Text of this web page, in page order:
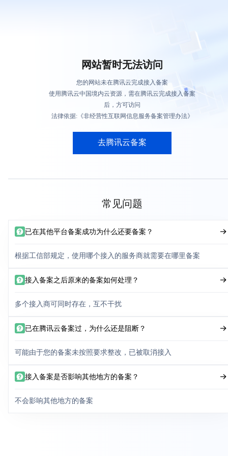
网站暂时无法访问
您的网站未在腾讯云完成接入备案
使用腾讯云中国境内云资源，需在腾讯云完成接入备案
后，方可访问
法律依据:《非经营性互联网信息服务备案管理办法》
去腾讯云备案
常见问题
已在其他平台备案成功为什么还要备案？
根据工信部规定，使用哪个接入的服务商就需要在哪里备案
接入备案之后原来的备案如何处理？
多个接入商可同时存在，互不干扰
已在腾讯云备案过，为什么还是阻断？
可能由于您的备案未按照要求整改，已被取消接入
接入备案是否影响其他地方的备案？
不会影响其他地方的备案